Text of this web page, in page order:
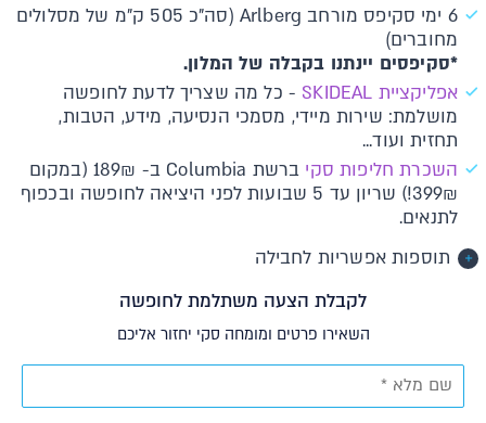
6 ימי סקיפס מורחב Arlberg (סה"כ 505 ק"מ של מסלולים
מחוברים)
*סקיפסים יינתנו בקבלה של המלון.
א​פליקציית SKIDEAL​​
- כל מה שצריך לדעת לחופשה
מושלמת: שירות מיידי, מסמכי הנסיעה, מידע, הטבות,
תחזית ועוד...
השכרת חליפות סקי
ברשת Columbia ב- 189₪ (במקום
399₪!) שריון עד 5 שבועות לפני היציאה לחופשה ובכפוף
לתנאים.
תוספות אפשריות לחבילה
לקבלת הצעה משתלמת לחופשה
השאירו פרטים ומומחה סקי יחזור אליכם